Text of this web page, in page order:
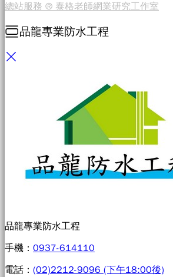
總站服務 ® 泰格老師網業研究工作室
品龍專業防水工程
品龍專業防水工程
手機： 0937-614110
電話： (02)2212-9096 (下午18:00後)